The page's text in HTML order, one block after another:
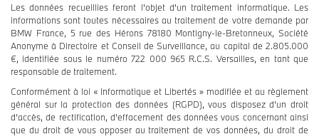
Les données recueillies feront l'objet d'un traitement informatique. Les
informations sont toutes nécessaires au traitement de votre demande par
BMW France, 5 rue des Hérons 78180 Montigny-le-Bretonneux, Société
Anonyme à Directoire et Conseil de Surveillance, au capital de 2.805.000
€, identifiée sous le numéro 722 000 965 R.C.S. Versailles, en tant que
responsable de traitement.
Conformément à loi « Informatique et Libertés » modifiée et au règlement
général sur la protection des données (RGPD), vous disposez d’un droit
d’accès, de rectification, d’effacement des données vous concernant ainsi
que du droit de vous opposer au traitement de vos données, du droit de